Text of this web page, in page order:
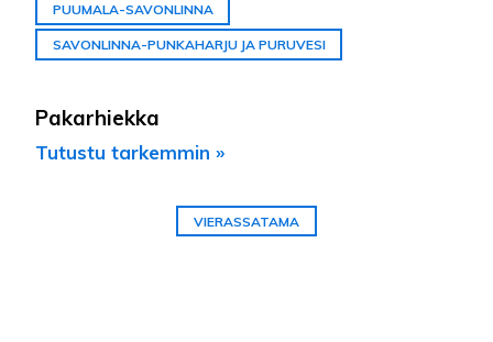
PUUMALA-SAVONLINNA
SAVONLINNA-PUNKAHARJU JA PURUVESI
Pakarhiekka
Tutustu tarkemmin »
VIERASSATAMA